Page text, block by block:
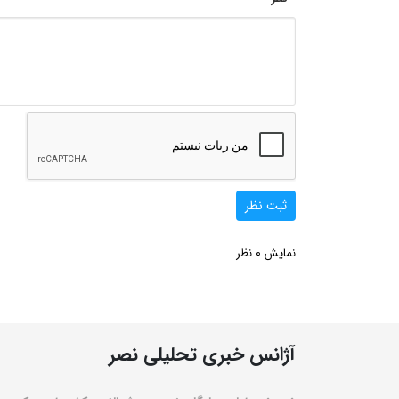
ثبت نظر
نمایش 0 نظر
آژانس خبری تحلیلی نصر